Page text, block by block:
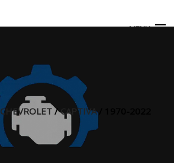
MENU
CHEVROLET/CAPTIVA/ 1970-2022